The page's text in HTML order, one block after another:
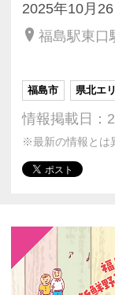
2025年10月26
福島駅東口
福島市 県北エ
情報掲載日：
※最新の情報とは